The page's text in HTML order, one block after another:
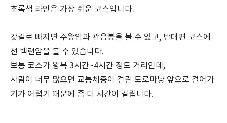
초록색 라인은 가장 쉬운 코스입니다.
갓길로 빠지면 주왕암과 관음봉을 볼 수 있고, 반대편 코스에
선 백련암을 볼 수 있습니다.
보통 코스가 왕복 3시간~4시간 정도 거리인데,
사람이 너무 많으면 교통체증이 걸린 도로마냥 앞으로 걸어가
기가 어렵기 때문에 좀 더 시간이 걸립니다.